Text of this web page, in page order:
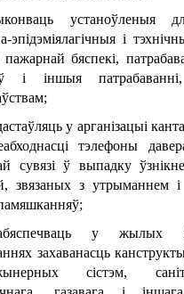
устаноўленыя
эпідэміялагічныя і
пажарнай бяспекі,
і іншыя
у арганізацыі
тэлефоны
сувязі ў выпадку
звязаных з утрыманнем
у жылых
захаванасць
сістэм,